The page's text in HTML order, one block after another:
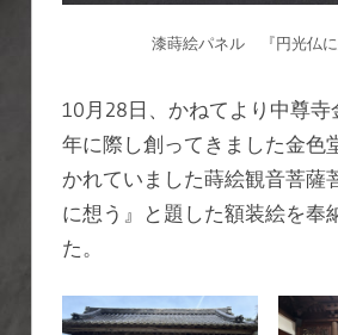
漆蒔絵パネル 『円光仏に
10月28日、かねてより中尊寺
年に際し創ってきました金色
かれていました蒔絵観音菩薩
に想う』と題した額装絵を奉
た。